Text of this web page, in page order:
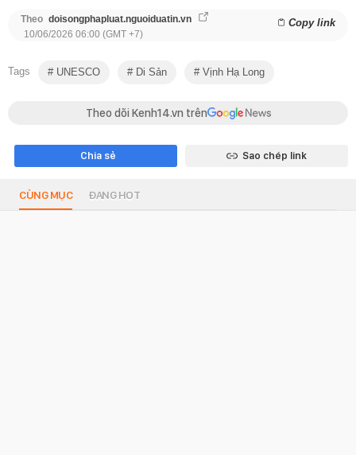
Theo doisongphapluat.nguoiduatin.vn Copy link
10/06/2026 06:00 (GMT +7)
Tags UNESCO Di Sản Vịnh Hạ Long
Theo dõi Kenh14.vn trên
Chia sẻ Sao chép link
CÙNG MỤC ĐANG HOT